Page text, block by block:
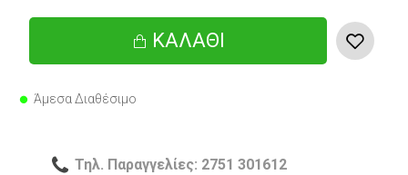
ΚΑΛΆΘΙ
Άμεσα Διαθέσιμο
Τηλ. Παραγγελίες: 2751 301612